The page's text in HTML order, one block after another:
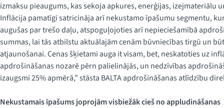
izmaksu pieaugums, kas sekoja apkures, enerģijas, izejmateriālu
Inflācija pamatīgi satricināja arī nekustamo īpašumu segmentu,
augušas par trešo daļu, atspoguļojoties arī nepieciešamībā
summas, lai tās atbilstu aktuālajām cenām būvniecības tirgū un
atjaunošanai. Cenas šķietami auga it visam, bet, neskatoties uz
apdrošināšanas nozarē pērn palielinājās, un nedzīvības
izaugsmi 25% apmērā,” stāsta BALTA apdrošināšanas atlīdzību
Nekustamais īpašums joprojām visbiežāk cieš no appludināšanas